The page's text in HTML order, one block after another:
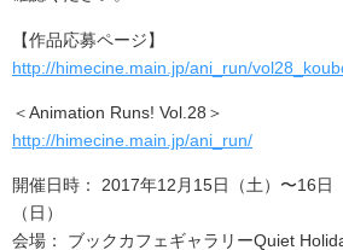
【作品応募ページ】
http://himecine.main.jp/ani_run/
＜Animation Runs! Vol.28＞
http://himecine.main.jp/ani_run/
開催日時： 2017年12月15日（土）〜16日
（日）
会場： ブックカフェギャラリーQuiet